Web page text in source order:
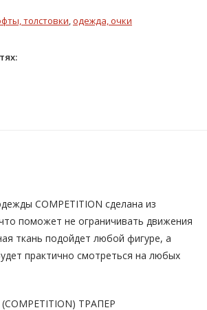
толстовки одежда, очки
COMPETITION сделана из
поможет не ограничивать движения
ткань подойдет любой фигуре, а
практично смотреться на любых
ТРАПЕР